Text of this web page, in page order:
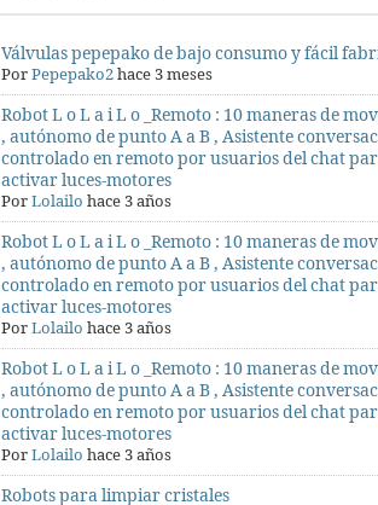
Válvulas pepepako de bajo consumo y fácil
PorPepepako2hace 3 meses
Robot L o L a i L o _Remoto : 10 maneras de
, autónomo de punto A a B , Asistente
controlado en remoto por usuarios del chat
activar luces-motores
PorLolailo hace 3 años
Robot L o L a i L o _Remoto : 10 maneras de
, autónomo de punto A a B , Asistente
controlado en remoto por usuarios del chat
activar luces-motores
PorLolailo hace 3 años
Robot L o L a i L o _Remoto : 10 maneras de
, autónomo de punto A a B , Asistente
controlado en remoto por usuarios del chat
activar luces-motores
PorLolailo hace 3 años
Robots para limpiar cristales